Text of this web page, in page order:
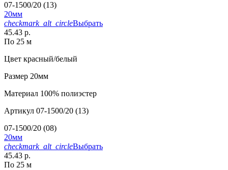
07-1500/20 (13)
20мм
checkmark_alt_circleВыбрать
45.43 р.
По 25 м
Цвет красный/белый
Размер 20мм
Материал 100% полиэстер
Артикул 07-1500/20 (13)
07-1500/20 (08)
20мм
checkmark_alt_circleВыбрать
45.43 р.
По 25 м